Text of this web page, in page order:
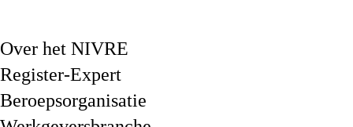
Over het NIVRE
Register-Expert
Beroepsorganisatie